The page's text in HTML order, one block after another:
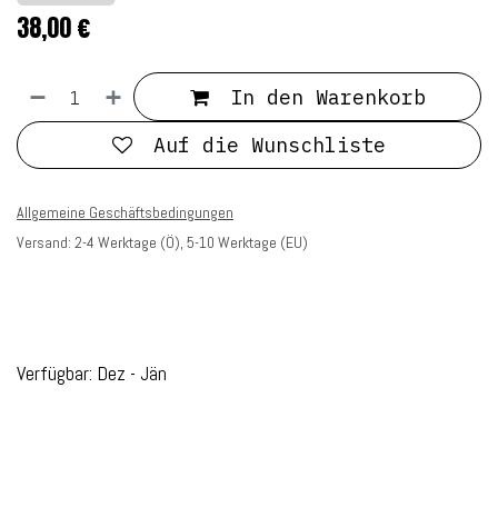
38,00€
In den Warenkorb
Auf die Wunschliste
Allgemeine Geschäftsbedingungen
Versand: 2-4 Werktage (Ö), 5-10 Werktage (EU)
Verfügbar: Dez - Jän